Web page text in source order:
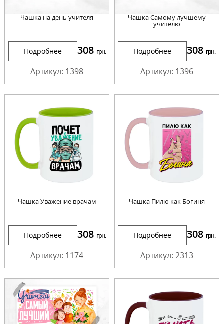
Чашка на день учителя
Подробнее 308 грн.
Артикул: 1398
Чашка Самому лучшему
учителю
Подробнее 308 грн.
Артикул: 1396
Чашка Уважение врачам
Подробнее 308 грн.
Артикул: 1174
Чашка Пилю как Богиня
Подробнее 308 грн.
Артикул: 2313